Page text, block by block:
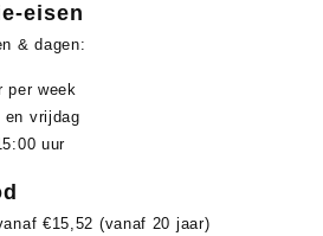
eisen
& dagen:
per week
en vrijdag
uur
€15,52 (vanaf 20 jaar)